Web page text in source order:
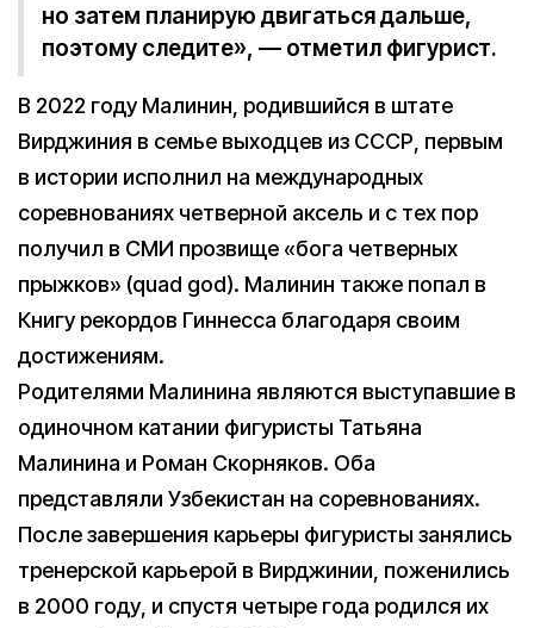
но затем планирую двигаться дальше,
поэтому следите», — отметил фигурист.
В 2022 году Малинин, родившийся в штате
Вирджиния в семье выходцев из СССР, первым
в истории исполнил на международных
соревнованиях четверной аксель и с тех пор
получил в СМИ прозвище «бога четверных
прыжков» (quad god). Малинин также попал в
Книгу рекордов Гиннесса благодаря своим
достижениям.
Родителями Малинина являются выступавшие в
одиночном катании фигуристы Татьяна
Малинина и Роман Скорняков. Оба
представляли Узбекистан на соревнованиях.
После завершения карьеры фигуристы занялись
тренерской карьерой в Вирджинии, поженились
в 2000 году, и спустя четыре года родился их